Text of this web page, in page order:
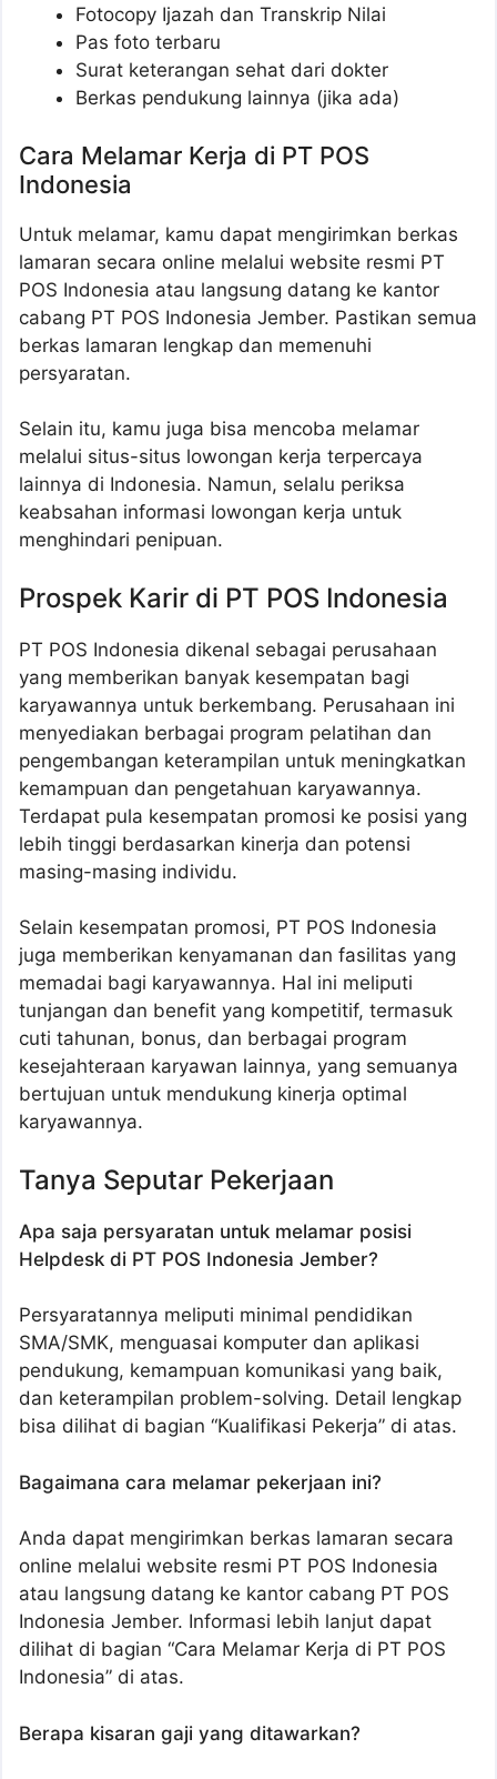
Fotocopy Ijazah dan Transkrip Nilai
Pas foto terbaru
Surat keterangan sehat dari dokter
Berkas pendukung lainnya (jika ada)
Cara Melamar Kerja di PT POS
Indonesia
Untuk melamar, kamu dapat mengirimkan berkas
lamaran secara online melalui website resmi PT
POS Indonesia atau langsung datang ke kantor
cabang PT POS Indonesia Jember. Pastikan semua
berkas lamaran lengkap dan memenuhi
persyaratan.
Selain itu, kamu juga bisa mencoba melamar
melalui situs-situs lowongan kerja terpercaya
lainnya di Indonesia. Namun, selalu periksa
keabsahan informasi lowongan kerja untuk
menghindari penipuan.
Prospek Karir di PT POS Indonesia
PT POS Indonesia dikenal sebagai perusahaan
yang memberikan banyak kesempatan bagi
karyawannya untuk berkembang. Perusahaan ini
menyediakan berbagai program pelatihan dan
pengembangan keterampilan untuk meningkatkan
kemampuan dan pengetahuan karyawannya.
Terdapat pula kesempatan promosi ke posisi yang
lebih tinggi berdasarkan kinerja dan potensi
masing-masing individu.
Selain kesempatan promosi, PT POS Indonesia
juga memberikan kenyamanan dan fasilitas yang
memadai bagi karyawannya. Hal ini meliputi
tunjangan dan benefit yang kompetitif, termasuk
cuti tahunan, bonus, dan berbagai program
kesejahteraan karyawan lainnya, yang semuanya
bertujuan untuk mendukung kinerja optimal
karyawannya.
Tanya Seputar Pekerjaan
Apa saja persyaratan untuk melamar posisi
Helpdesk di PT POS Indonesia Jember?
Persyaratannya meliputi minimal pendidikan
SMA/SMK, menguasai komputer dan aplikasi
pendukung, kemampuan komunikasi yang baik,
dan keterampilan problem-solving. Detail lengkap
bisa dilihat di bagian “Kualifikasi Pekerja” di atas.
Bagaimana cara melamar pekerjaan ini?
Anda dapat mengirimkan berkas lamaran secara
online melalui website resmi PT POS Indonesia
atau langsung datang ke kantor cabang PT POS
Indonesia Jember. Informasi lebih lanjut dapat
dilihat di bagian “Cara Melamar Kerja di PT POS
Indonesia” di atas.
Berapa kisaran gaji yang ditawarkan?